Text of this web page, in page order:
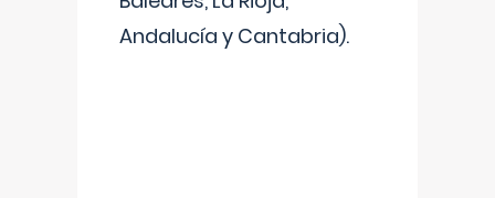
Andalucía y Cantabria).